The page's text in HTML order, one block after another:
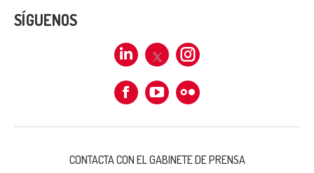
SÍGUENOS
Linkedin
X Instagram
FacebookFlickr
CONTACTA CON EL GABINETE DE PRENSA